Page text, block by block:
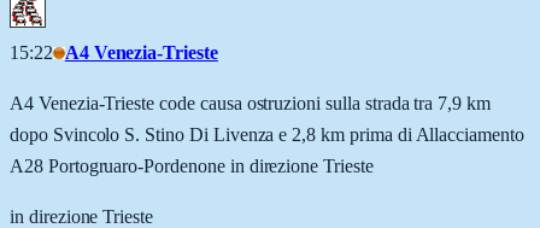
15:22 A4 Venezia-Trieste
A4 Venezia-Trieste code causa ostruzioni sulla strada tra 7,9 km
dopo Svincolo S. Stino Di Livenza e 2,8 km prima di Allacciamento
A28 Portogruaro-Pordenone in direzione Trieste
in direzione Trieste